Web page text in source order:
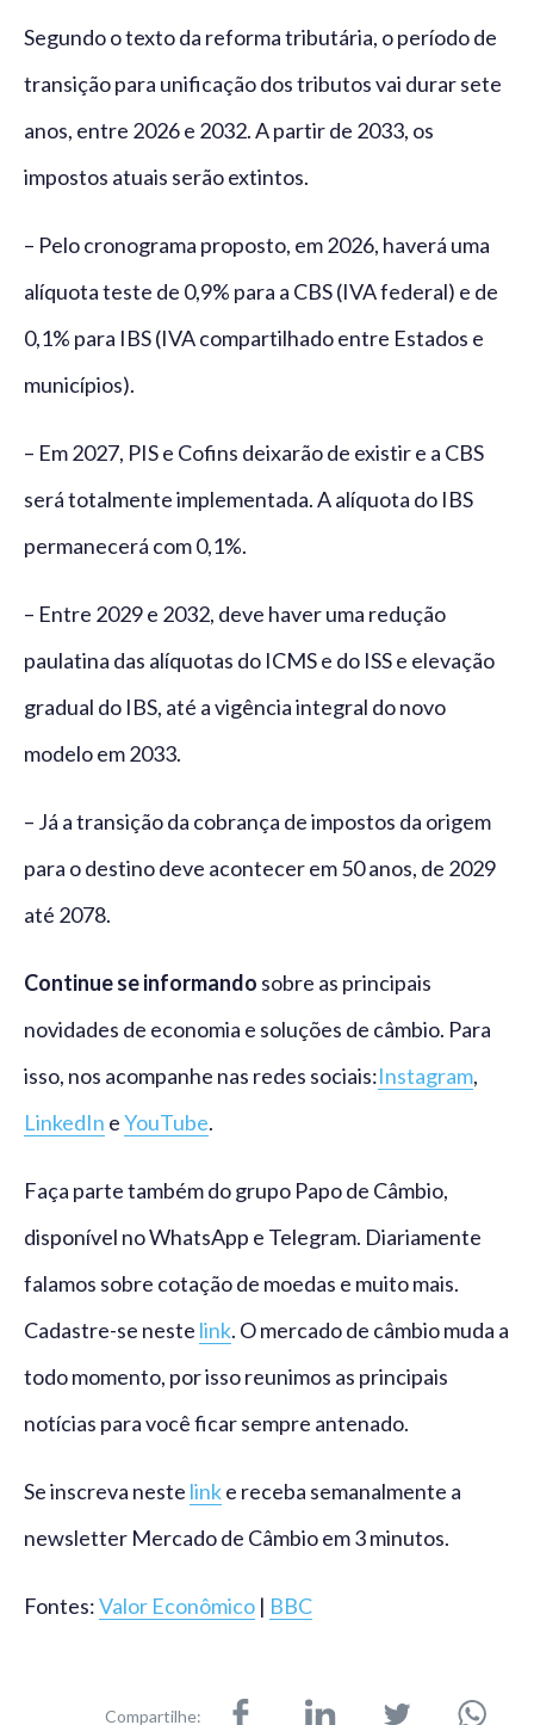
Segundo o texto da reforma tributária, o período de
transição para unificação dos tributos vai durar sete
anos, entre 2026 e 2032. A partir de 2033, os
impostos atuais serão extintos.
– Pelo cronograma proposto, em 2026, haverá uma
alíquota teste de 0,9% para a CBS (IVA federal) e de
0,1% para IBS (IVA compartilhado entre Estados e
municípios).
– Em 2027, PIS e Cofins deixarão de existir e a CBS
será totalmente implementada. A alíquota do IBS
permanecerá com 0,1%.
– Entre 2029 e 2032, deve haver uma redução
paulatina das alíquotas do ICMS e do ISS e elevação
gradual do IBS, até a vigência integral do novo
modelo em 2033.
– Já a transição da cobrança de impostos da origem
para o destino deve acontecer em 50 anos, de 2029
até 2078.
Continue se informando sobre as principais
novidades de economia e soluções de câmbio. Para
isso, nos acompanhe nas redes sociais:Instagram,
LinkedIn eYouTube.
Faça parte também do grupo Papo de Câmbio,
disponível no WhatsApp e Telegram. Diariamente
falamos sobre cotação de moedas e muito mais.
Cadastre-se neste link. O mercado de câmbio muda a
todo momento, por isso reunimos as principais
notícias para você ficar sempre antenado.
Se inscreva neste linke receba semanalmente a
newsletter Mercado de Câmbio em 3 minutos.
Fontes:Valor Econômico | BBC
Compartilhe: